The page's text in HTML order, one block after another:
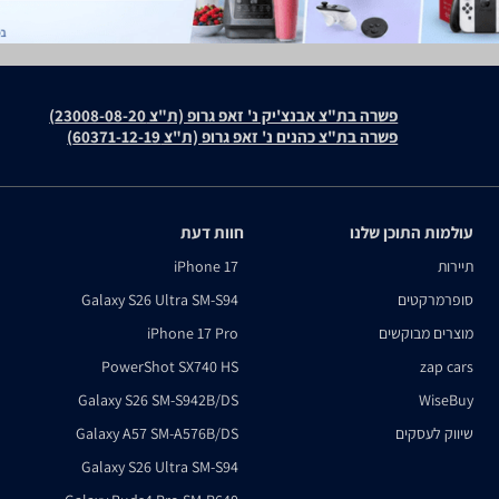
פשרה בת"צ אבנצ'יק נ' זאפ גרופ (ת"צ 23008-08-20)
פשרה בת"צ כהנים נ' זאפ גרופ (ת"צ 60371-12-19)
עולמות התוכן שלנו
תיירות
סופרמרקטים
מוצרים מבוקשים
zap cars
WiseBuy
שיווק לעסקים
חוות דעת
iPhone 17
Galaxy S26 Ultra SM-S94
iPhone 17 Pro
PowerShot SX740 HS
Galaxy S26 SM-S942B/DS
Galaxy A57 SM-A576B/DS
Galaxy S26 Ultra SM-S94